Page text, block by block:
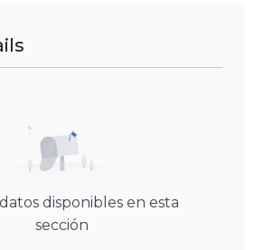
disponibles en esta
sección